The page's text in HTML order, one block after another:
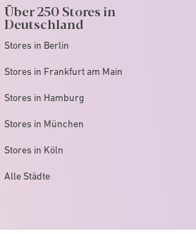
Über 250 Stores in
Deutschland
Stores in Berlin
Stores in Frankfurt am Main
Stores in Hamburg
Stores in München
Stores in Köln
Alle Städte